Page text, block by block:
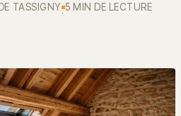
Déco
TASSIGNY
·
5 MIN DE LECTURE